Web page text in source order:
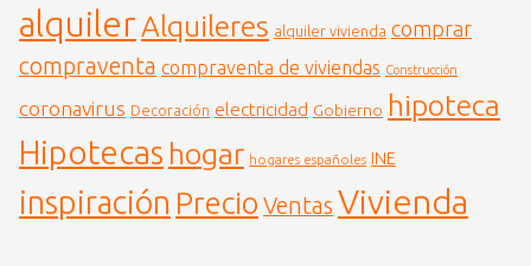
alquilerAlquileres alquiler vivienda comprar
compraventa compraventa de viviendas Construcción
coronavirus Decoración electricidad Gobierno hipoteca
Hipotecas hogar hogares españoles INE
inspiración Precio Ventas Vivienda